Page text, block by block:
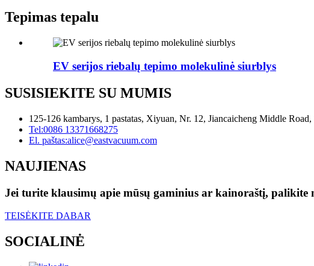
Tepimas tepalu
EV serijos riebalų tepimo molekulinė siurblys
SUSISIEKITE SU MUMIS
125-126 kambarys, 1 pastatas, Xiyuan, Nr. 12, Jiancaicheng Middle
Tel:0086 13371668275
El. paštas:alice@eastvacuum.com
NAUJIENAS
Jei turite klausimų apie mūsų gaminius ar kainoraštį, palikite
TEISĖKITE DABAR
SOCIALINĖ